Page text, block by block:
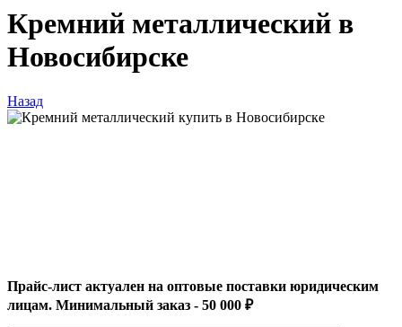
Кремний металлический в
Новосибирске
Назад
Прайс-лист актуален на оптовые поставки юридическим
лицам. Минимальный заказ - 50 000 ₽